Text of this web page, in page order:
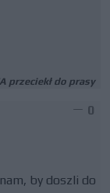
przeciekł do prasy
0
by doszli do